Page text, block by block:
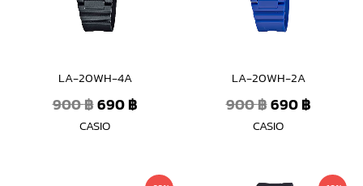
LA-20WH-4A
900฿690฿
CASIO
LA-20WH-2A
900฿690฿
CASIO